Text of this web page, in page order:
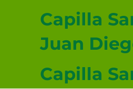
Capilla
Juan
Capilla